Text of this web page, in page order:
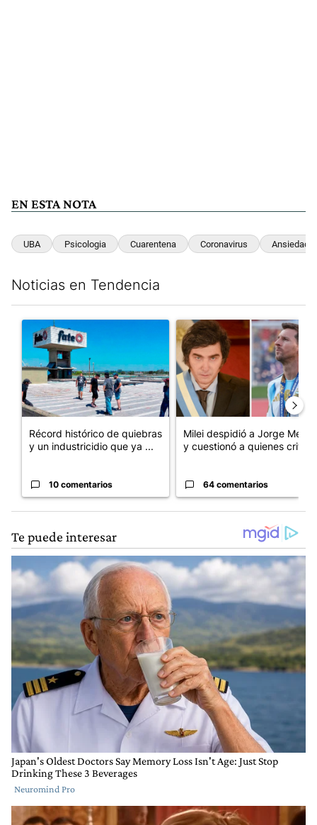
EN ESTA NOTA
UBA Psicologia Cuarentena Coronavirus Ansiedad
Noticias en Tendencia
Un artículo de tendencia con el título "Récord histórico de
Récord histórico de quiebras
y un industricidio que ya ...
10 comentarios
Un artículo de tendencia con
Milei despidió a Jorge Messi
y cuestionó a quienes crit...
64 comentarios